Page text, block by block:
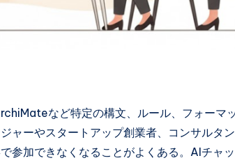
など特定の構文、ルール、フォーマ
ャーやスタートアップ創業者、コンサルタ
参加できなくなることがよくある。AIチャ